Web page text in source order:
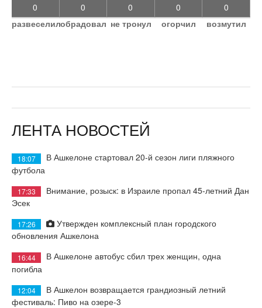
0
развеселил
0
обрадовал
0
не тронул
0
огорчил
0
возмутил
ЛЕНТА НОВОСТЕЙ
18:07
В Ашкелоне стартовал 20-й сезон лиги пляжного
футбола
17:33
Внимание, розыск: в Израиле пропал 45-летний Дан
Эсек
17:26
Утвержден комплексный план городского
обновления Ашкелона
16:44
В Ашкелоне автобус сбил трех женщин, одна
погибла
12:04
В Ашкелон возвращается грандиозный летний
фестиваль: Пиво на озере-3